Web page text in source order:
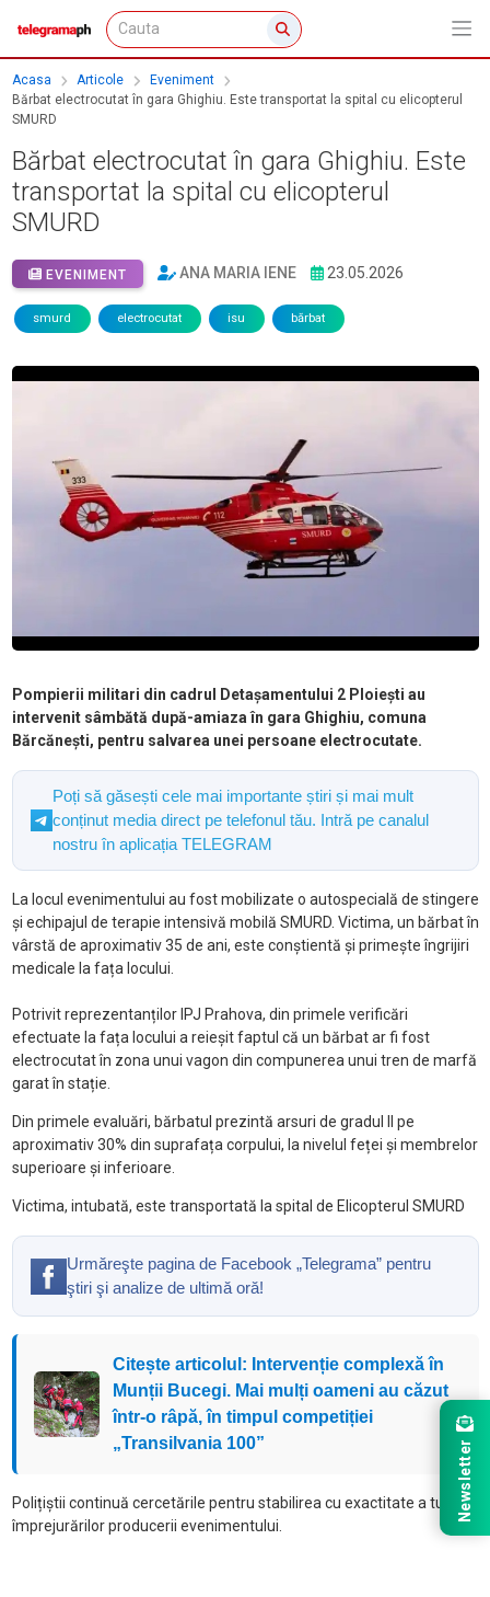
Acasa Articole
Eveniment
Bărbat electrocutat în gara Ghighiu. Este transportat la spital cu elicopterul
SMURD
Bărbat electrocutat în gara Ghighiu. Este
transportat la spital cu elicopterul
SMURD
EVENIMENT ANA MARIA IENE 23.05.2026
smurd electrocutat isu bărbat
Pompierii militari din cadrul Detașamentului 2 Ploiești au
intervenit sâmbătă după-amiaza în gara Ghighiu, comuna
Bărcănești, pentru salvarea unei persoane electrocutate.
Poți să găsești cele mai importante știri și mai mult
conținut media direct pe telefonul tău. Intră pe canalul
nostru în aplicația TELEGRAM
La locul evenimentului au fost mobilizate o autospecială de stingere
și echipajul de terapie intensivă mobilă SMURD. Victima, un bărbat în
vârstă de aproximativ 35 de ani, este conștientă și primește îngrijiri
medicale la fața locului.
Potrivit reprezentanților IPJ Prahova, din primele verificări
efectuate la fața locului a reieșit faptul că un bărbat ar fi fost
electrocutat în zona unui vagon din compunerea unui tren de marfă
garat în stație.
Din primele evaluări, bărbatul prezintă arsuri de gradul II pe
aproximativ 30% din suprafața corpului, la nivelul feței și membrelor
superioare și inferioare.
Victima, intubată, este transportată la spital de Elicopterul SMURD
Urmăreşte pagina de Facebook „Telegrama” pentru
ştiri şi analize de ultimă oră!
Citește articolul: Intervenție complexă în
Munții Bucegi. Mai mulți oameni au căzut
într-o râpă, în timpul competiției
„Transilvania 100”
Polițiștii continuă cercetările pentru stabilirea cu exactitate a tuturor
împrejurărilor producerii evenimentului.
Newsletter